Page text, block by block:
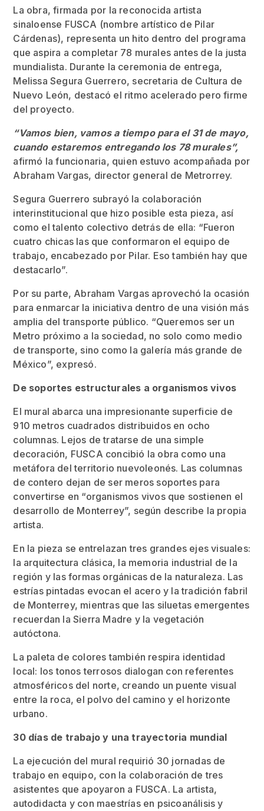
La obra, firmada por la reconocida artista
sinaloense FUSCA (nombre artístico de Pilar
Cárdenas), representa un hito dentro del programa
que aspira a completar 78 murales antes de la justa
mundialista. Durante la ceremonia de entrega,
Melissa Segura Guerrero, secretaria de Cultura de
Nuevo León, destacó el ritmo acelerado pero firme
del proyecto.
“Vamos bien, vamos a tiempo para el 31 de mayo,
cuando estaremos entregando los 78 murales”,
afirmó la funcionaria, quien estuvo acompañada por
Abraham Vargas, director general de Metrorrey.
Segura Guerrero subrayó la colaboración
interinstitucional que hizo posible esta pieza, así
como el talento colectivo detrás de ella: “Fueron
cuatro chicas las que conformaron el equipo de
trabajo, encabezado por Pilar. Eso también hay que
destacarlo”.
Por su parte, Abraham Vargas aprovechó la ocasión
para enmarcar la iniciativa dentro de una visión más
amplia del transporte público. “Queremos ser un
Metro próximo a la sociedad, no solo como medio
de transporte, sino como la galería más grande de
México”, expresó.
De soportes estructurales a organismos vivos
El mural abarca una impresionante superficie de
910 metros cuadrados distribuidos en ocho
columnas. Lejos de tratarse de una simple
decoración, FUSCA concibió la obra como una
metáfora del territorio nuevoleonés. Las columnas
de contero dejan de ser meros soportes para
convertirse en “organismos vivos que sostienen el
desarrollo de Monterrey”, según describe la propia
artista.
En la pieza se entrelazan tres grandes ejes visuales:
la arquitectura clásica, la memoria industrial de la
región y las formas orgánicas de la naturaleza. Las
estrías pintadas evocan el acero y la tradición fabril
de Monterrey, mientras que las siluetas emergentes
recuerdan la Sierra Madre y la vegetación
autóctona.
La paleta de colores también respira identidad
local: los tonos terrosos dialogan con referentes
atmosféricos del norte, creando un puente visual
entre la roca, el polvo del camino y el horizonte
urbano.
30 días de trabajo y una trayectoria mundial
La ejecución del mural requirió 30 jornadas de
trabajo en equipo, con la colaboración de tres
asistentes que apoyaron a FUSCA. La artista,
autodidacta y con maestrías en psicoanálisis y